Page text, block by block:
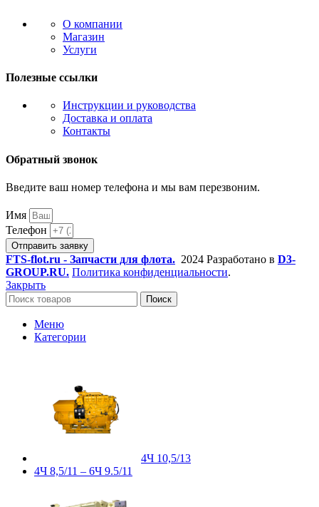
О компании
Магазин
Услуги
Полезные ссылки
Инструкции и руководства
Доставка и оплата
Контакты
Обратный звонок
Введите ваш номер телефона и мы вам перезвоним.
Имя
Телефон
Отправить заявку
FTS-flot.ru - Запчасти для флота. 2024 Разработано в D3-
GROUP.RU. Политика конфиденциальности.
Закрыть
Поиск
Меню
Категории
4Ч 10,5/13
4Ч 8,5/11 – 6Ч 9.5/11